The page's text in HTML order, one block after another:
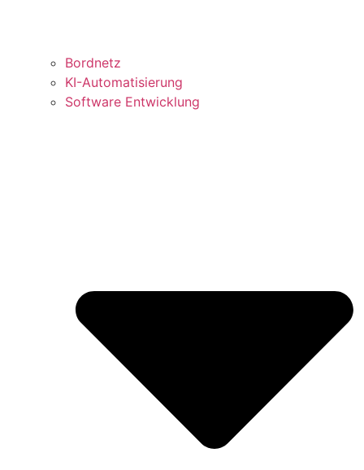
Bordnetz
KI-Automatisierung
Software Entwicklung